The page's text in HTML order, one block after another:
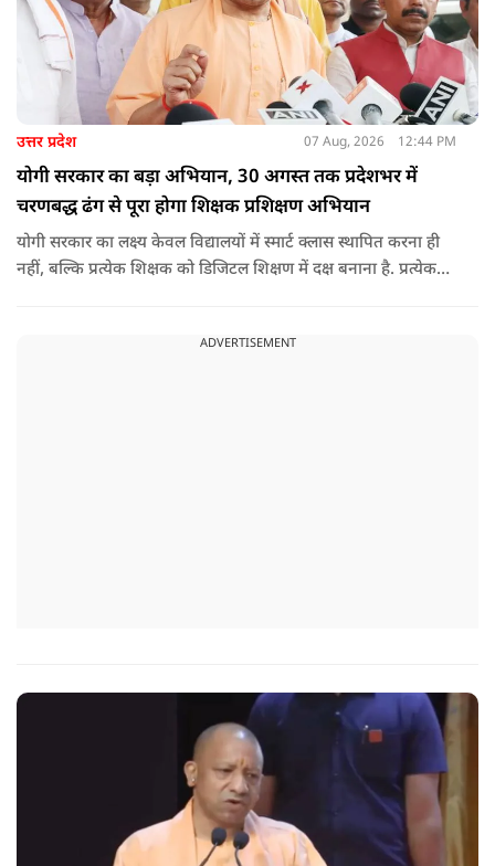
उत्तर प्रदेश 07 Aug, 2026 12:44 PM
योगी सरकार का बड़ा अभियान, 30 अगस्त तक प्रदेशभर में
चरणबद्ध ढंग से पूरा होगा शिक्षक प्रशिक्षण अभियान
योगी सरकार का लक्ष्य केवल विद्यालयों में स्मार्ट क्लास स्थापित करना ही
नहीं, बल्कि प्रत्येक शिक्षक को डिजिटल शिक्षण में दक्ष बनाना है. प्रत्येक
ADVERTISEMENT